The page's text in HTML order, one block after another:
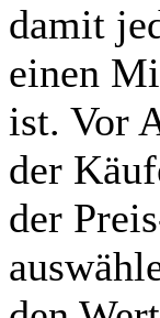
damit
einen
ist. Vor
der
der